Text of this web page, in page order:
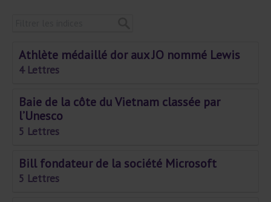
Athlète médaillé dor aux JO nommé Lewis
4 Lettres
Baie de la côte du Vietnam classée par
l’Unesco
5 Lettres
Bill fondateur de la société Microsoft
5 Lettres